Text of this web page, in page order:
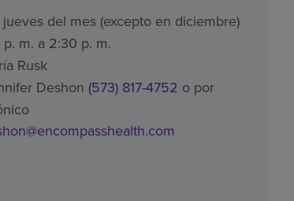
del mes (excepto en diciembre)
p. m. a 2:30 p. m.
Rusk
Deshon (573) 817-4752 o por